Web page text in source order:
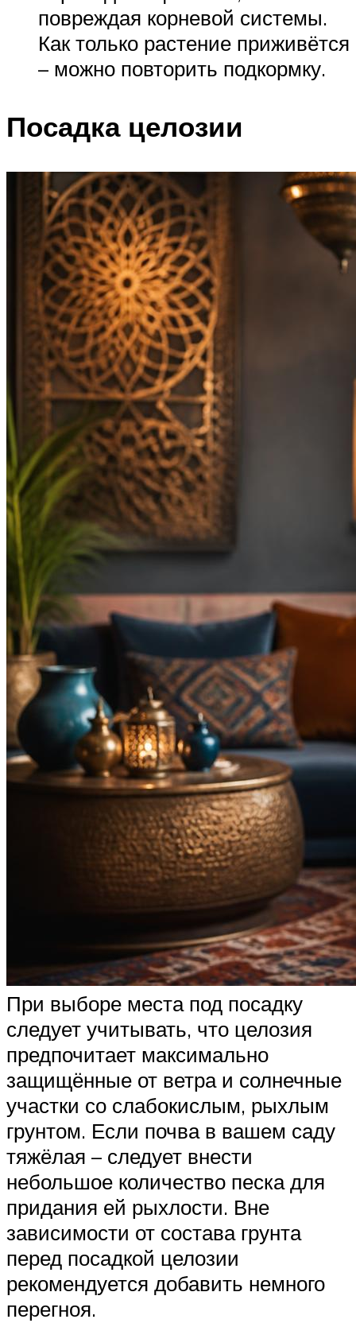
повреждая корневой системы.
Как только растение приживётся
– можно повторить подкормку.
Посадка целозии
При выборе места под посадку
следует учитывать, что целозия
предпочитает максимально
защищённые от ветра и солнечные
участки со слабокислым, рыхлым
грунтом. Если почва в вашем саду
тяжёлая – следует внести
небольшое количество песка для
придания ей рыхлости. Вне
зависимости от состава грунта
перед посадкой целозии
рекомендуется добавить немного
перегноя.